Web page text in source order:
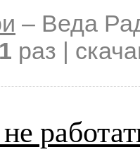
– Веда
раз |